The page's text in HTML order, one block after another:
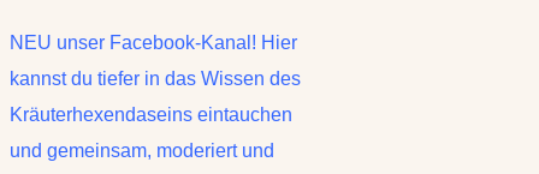
NEU unser Facebook-Kanal! Hier
kannst du tiefer in das Wissen des
Kräuterhexendaseins eintauchen
und gemeinsam, moderiert und